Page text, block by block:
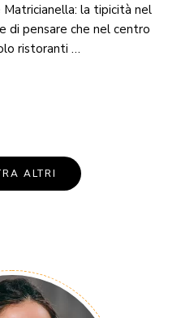
la tipicità nel
di pensare che nel centro
ristoranti …
ALTRI